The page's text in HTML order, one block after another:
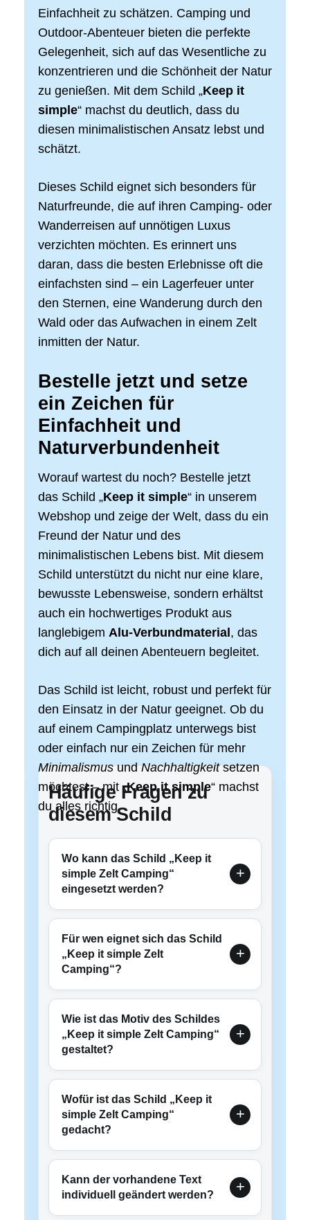
Einfachheit zu schätzen. Camping und
Outdoor-Abenteuer bieten die perfekte
Gelegenheit, sich auf das Wesentliche zu
konzentrieren und die Schönheit der Natur
zu genießen. Mit dem Schild „Keep it
simple“ machst du deutlich, dass du
diesen minimalistischen Ansatz lebst und
schätzt.
Dieses Schild eignet sich besonders für
Naturfreunde, die auf ihren Camping- oder
Wanderreisen auf unnötigen Luxus
verzichten möchten. Es erinnert uns
daran, dass die besten Erlebnisse oft die
einfachsten sind – ein Lagerfeuer unter
den Sternen, eine Wanderung durch den
Wald oder das Aufwachen in einem Zelt
inmitten der Natur.
Bestelle jetzt und setze
ein Zeichen für
Einfachheit und
Naturverbundenheit
Worauf wartest du noch? Bestelle jetzt
das Schild „Keep it simple“ in unserem
Webshop und zeige der Welt, dass du ein
Freund der Natur und des
minimalistischen Lebens bist. Mit diesem
Schild unterstützt du nicht nur eine klare,
bewusste Lebensweise, sondern erhältst
auch ein hochwertiges Produkt aus
langlebigem Alu-Verbundmaterial , das
dich auf all deinen Abenteuern begleitet.
Das Schild ist leicht, robust und perfekt für
den Einsatz in der Natur geeignet. Ob du
auf einem Campingplatz unterwegs bist
oder einfach nur ein Zeichen für mehr
MinimalismusundNachhaltigkeitsetzen
möchtest – mit „Keep it simple“ machst
du alles richtig.
Häufige Fragen zu
diesem Schild
Wo kann das Schild „Keep it
simple Zelt Camping“
eingesetzt werden?
Für wen eignet sich das Schild
„Keep it simple Zelt
Camping“?
Wie ist das Motiv des Schildes
„Keep it simple Zelt Camping“
gestaltet?
Wofür ist das Schild „Keep it
simple Zelt Camping“
gedacht?
Kann der vorhandene Text
individuell geändert werden?